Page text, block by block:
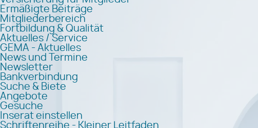
Ermäßigte Beiträge
Mitgliederbereich
Fortbildung & Qualität
Aktuelles / Service
GEMA - Aktuelles
News und Termine
Newsletter
Bankverbindung
Suche & Biete
Angebote
Gesuche
Inserat einstellen
Schriftenreihe - Kleiner Leitfaden